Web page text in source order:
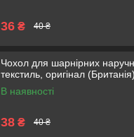
36 ₴ 40 ₴
Чохол для шарнірних
текстиль, оригінал (Британія)
В наявності
38 ₴ 40 ₴